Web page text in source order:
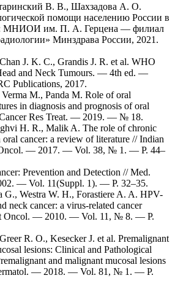
В. В., Шахзадова А. О.
помощи населению России в
МНИОИ им. П. А. Герцена — филиал
Минздрава России, 2021.
J. K. C., Grandis J. R. et al. WHO
and Neck Tumours. — 4th ed. —
Publications, 2017.
M., Panda M. Role of oral
in diagnosis and prognosis of oral
Cancer Res Treat. — 2019. — № 18.
H. R., Malik A. The role of chronic
oral cancer: а review of literature // Indian
Oncol. — 2017. — Vol. 38, № 1. — Р. 44–
Prevention and Detection // Med.
— Vol. 11(Suppl. 1). — Р. 32–35.
G., Westra W. H., Forastiere A. A. HPV-
neck cancer: a virus-related cancer
Oncol. — 2010. — Vol. 11, № 8. — Р.
R. O., Kesecker J. et al. Premalignant
lesions: Clinical and Pathological
and malignant mucosal lesions
— 2018. — Vol. 81, № 1. — Р.